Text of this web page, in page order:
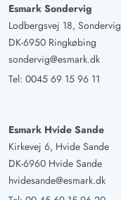
Esmark Sondervig
Lodbergsvej 18, Sondervig
DK-6950 Ringkøbing
sondervig@esmark.dk
Tel: 0045 69 15 96 11
Esmark Hvide Sande
Kirkevej 6, Hvide Sande
DK-6960 Hvide Sande
hvidesande@esmark.dk